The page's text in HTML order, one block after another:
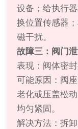
设备；给执行
换位置传感器
磁干扰。
故障三：阀门
表现：阀体密
可能原因：阀
老化或压盖松
均匀紧固。
解决方法：拆